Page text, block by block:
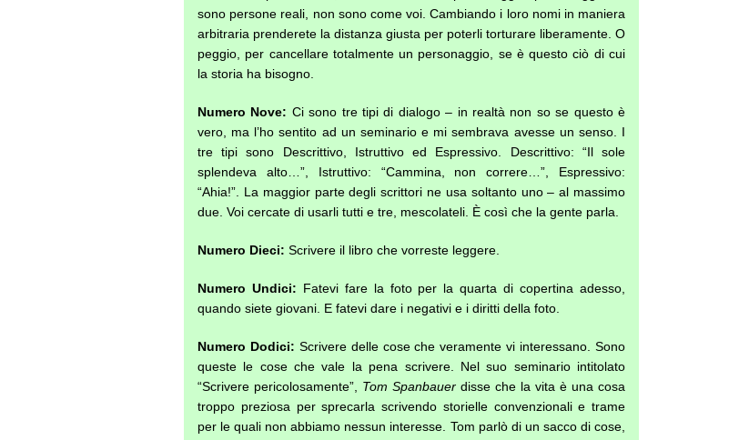
sono persone reali, non sono come voi. Cambiando i loro nomi in maniera
arbitraria prenderete la distanza giusta per poterli torturare liberamente. O
peggio, per cancellare totalmente un personaggio, se è questo ciò di cui
la storia ha bisogno.
Numero Nove: Ci sono tre tipi di dialogo – in realtà non so se questo è
vero, ma l’ho sentito ad un seminario e mi sembrava avesse un senso. I
tre tipi sono Descrittivo, Istruttivo ed Espressivo. Descrittivo: “Il sole
splendeva alto…”, Istruttivo: “Cammina, non correre…”, Espressivo:
“Ahia!”. La maggior parte degli scrittori ne usa soltanto uno – al massimo
due. Voi cercate di usarli tutti e tre, mescolateli. È così che la gente parla.
Numero Dieci: Scrivere il libro che vorreste leggere.
Numero Undici: Fatevi fare la foto per la quarta di copertina adesso,
quando siete giovani. E fatevi dare i negativi e i diritti della foto.
Numero Dodici: Scrivere delle cose che veramente vi interessano. Sono
queste le cose che vale la pena scrivere. Nel suo seminario intitolato
“Scrivere pericolosamente”, Tom Spanbauer disse che la vita è una cosa
troppo preziosa per sprecarla scrivendo storielle convenzionali e trame
per le quali non abbiamo nessun interesse. Tom parlò di un sacco di cose,